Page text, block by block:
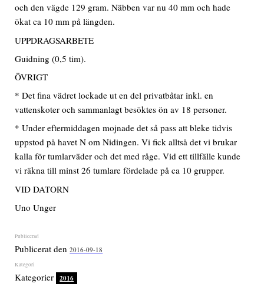
och den vägde 129 gram. Näbben var nu 40 mm och hade
ökat ca 10 mm på längden.
UPPDRAGSARBETE
Guidning (0,5 tim).
ÖVRIGT
* Det fina vädret lockade ut en del privatbåtar inkl. en
vattenskoter och sammanlagt besöktes ön av 18 personer.
* Under eftermiddagen mojnade det så pass att bleke tidvis
uppstod på havet N om Nidingen. Vi fick alltså det vi brukar
kalla för tumlarväder och det med råge. Vid ett tillfälle kunde
vi räkna till minst 26 tumlare fördelade på ca 10 grupper.
VID DATORN
Uno Unger
Publicerat den2016-09-18
Kategorier 2016